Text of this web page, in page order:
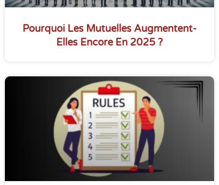
Pourquoi Les Mutuelles Augmentent-
Elles Encore En 2025 ?